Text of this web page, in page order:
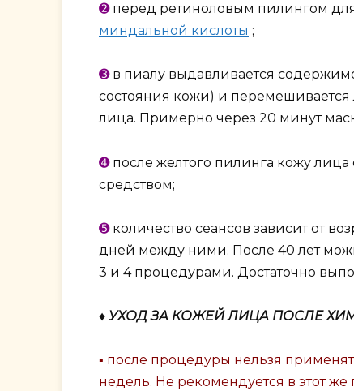
➋перед ретиноловым пилингом
миндальной кислоты ;
➌в пиалу выдавливается
состояния кожи) и
лица. Примерно через 20 минут
➍после желтого пилинга кожу
средством;
➎количество сеансов зависит от
дней между ними. После 40 лет
3 и 4 процедурами. Достаточно
♦ УХОД ЗА КОЖЕЙ ЛИЦА ПОСЛЕ
▪ после процедуры нельзя
недель. Не рекомендуется в этот